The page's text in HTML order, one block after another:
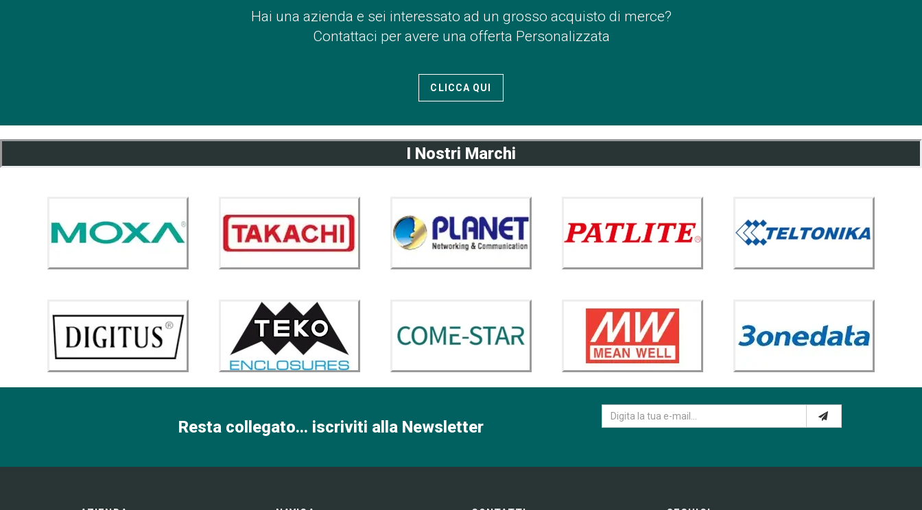
Hai una azienda e sei interessato ad un grosso acquisto di merce?
Contattaci per avere una offerta Personalizzata
CLICCA QUI
I Nostri Marchi
Resta collegato... iscriviti alla Newsletter